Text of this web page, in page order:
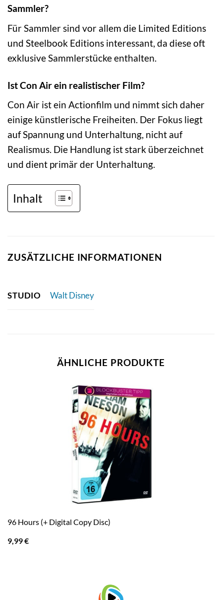
Sammler?
Für Sammler sind vor allem die Limited Editions
und Steelbook Editions interessant, da diese oft
exklusive Sammlerstücke enthalten.
Ist Con Air ein realistischer Film?
Con Air ist ein Actionfilm und nimmt sich daher
einige künstlerische Freiheiten. Der Fokus liegt
auf Spannung und Unterhaltung, nicht auf
Realismus. Die Handlung ist stark überzeichnet
und dient primär der Unterhaltung.
Inhalt
ZUSÄTZLICHE INFORMATIONEN
STUDIO Walt Disney
ÄHNLICHE PRODUKTE
96 Hours (+ Digital Copy Disc)
9,99€